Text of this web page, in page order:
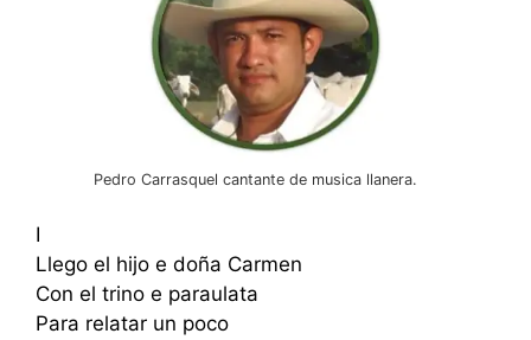
Pedro Carrasquel cantante de musica llanera.
I
Llego el hijo e doña Carmen
Con el trino e paraulata
Para relatar un poco